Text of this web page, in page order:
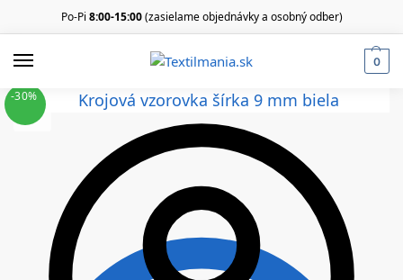
Po-Pi 8:00-15:00(zasielame objednávky a osobný odber)
0
-30%